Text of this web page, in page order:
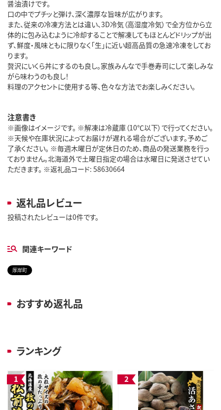
醤油漬けです。
口の中でプチッと弾け、深く濃厚な旨味が広がります。
また、従来の冷凍方法とは違い、3D冷気（高湿度冷気）で全方位から立
体的に包み込むように冷却することで解凍してもほとんどドリップが出
ず、鮮度・風味ともに限りなく「生」に近い超高品質の急速冷凍をしてお
ります。
贅沢にいくら丼にするのも良し。家族みんなで手巻寿司にして楽しみな
がら味わうのも良し！
料理のアクセントに使用する等、色々な方法でお楽しみください。
注意書き
※画像はイメージです。 ※解凍は冷蔵庫（10℃以下）で行ってください。
※天候や在庫状況によってお届けが遅れる場合がございます。予めご
了承ください。 ※毎週木曜日が定休日のため、商品の発送業務を行っ
ておりません。北海道外で土曜日指定の場合は水曜日に発送させてい
ただきます。 ※返礼品コード: 58630664
返礼品レビュー
投稿されたレビューは0件です。
関連キーワード
厚岸町
おすすめ返礼品
ランキング